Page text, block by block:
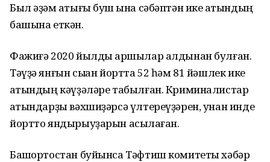
Был әҙәм аҡтығы буш ҡына сәбәптән ике ҡатындың
башына еткән.
Фажиғә 2020 йылды ҡаршылар алдынан булған.
Тәүҙә янғын сыҡҡан йортта 52 һәм 81 йәшлек ике
ҡатындың кәүҙәләре табылған. Криминалистар
ҡатындарҙы вәхшиҙәрсә үлтереүҙәрен, унан инде
йортто яндырыуҙарын асыҡлаған.
Башҡортостан буйынса Тәфтиш комитеты хәбәр